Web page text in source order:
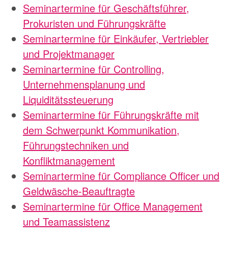
Seminartermine für Geschäftsführer,
Prokuristen und Führungskräfte
Seminartermine für Einkäufer, Vertriebler
und Projektmanager
Seminartermine für Controlling,
Unternehmensplanung und
Liquiditätssteuerung
Seminartermine für Führungskräfte mit
dem Schwerpunkt Kommunikation,
Führungstechniken und
Konfliktmanagement
Seminartermine für Compliance Officer und
Geldwäsche-Beauftragte
Seminartermine für Office Management
und Teamassistenz